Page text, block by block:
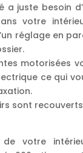
a juste besoin
votre
réglage en
motorisées
ce qui
sont
de votre